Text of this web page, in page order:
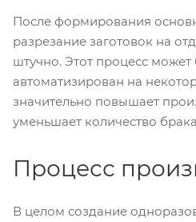
После формирования
разрезание заготовок на
штучно. Этот процесс может
автоматизирован на
значительно повышает
уменьшает количество
Процесс
В целом создание